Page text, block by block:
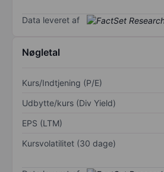
Data leveret af
Nøgletal
Kurs/Indtjening (P/E)
Udbytte/kurs (Div Yield)
EPS (LTM)
Kursvolatilitet (30 dage)